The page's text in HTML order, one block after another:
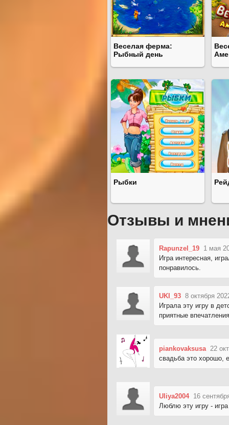
Веселая ферма:
Рыбный день
Рыбки
Отзывы и
Rapunzel_19 1 мая
Игра интересная,
понравилось.
UKI_93 8 октября
Играла эту игру в
приятные
piankovaksusa 22
свадьба это хорошо,
Uliya2004 16
Люблю эту игру -